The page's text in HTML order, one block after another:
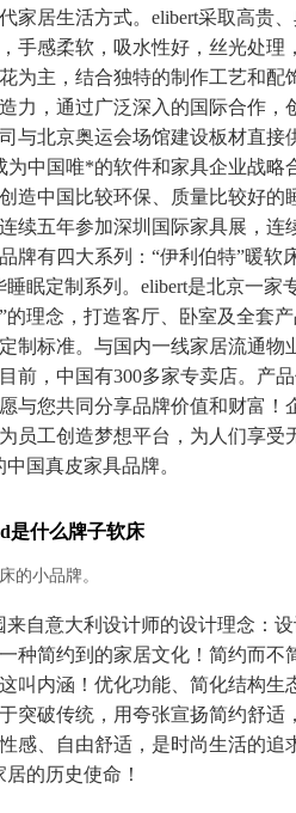
家居生活方式。elibert采取高贵
手感柔软，吸水性好，丝光处理
为主，结合独特的制作工艺和配
力，通过广泛深入的国际合作，
与北京奥运会场馆建设板材直接
为中国唯*的软件和家具企业战略
造中国比较环保、质量比较好的
续五年参加深圳国际家具展，
牌有四大系列：“伊利伯特”暖软
睡眠定制系列。elibert是北京一家
的理念，打造客厅、卧室及全套
制标准。与国内一线家居流通物
前，中国有300多家专卖店。产
与您共同分享品牌价值和财富
员工创造梦想平台，为人们享受
中国真皮家具品牌。
是什么牌子软床
的小品牌。
来自意大利设计师的设计理念：
种简约到的家居文化！简约而不
叫内涵！优化功能、简化结构生
突破传统，用夸张宣扬简约舒适
感、自由舒适，是时尚生活的
居的历史使命！